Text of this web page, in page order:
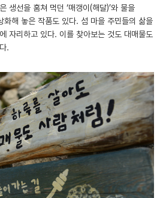
생선을 훔쳐 먹던 ‘매갱이(해달)’와 물을
화해 놓은 작품도 있다. 섬 마을 주민들의 삶을
자리하고 있다. 이를 찾아보는 것도 대매물도
.